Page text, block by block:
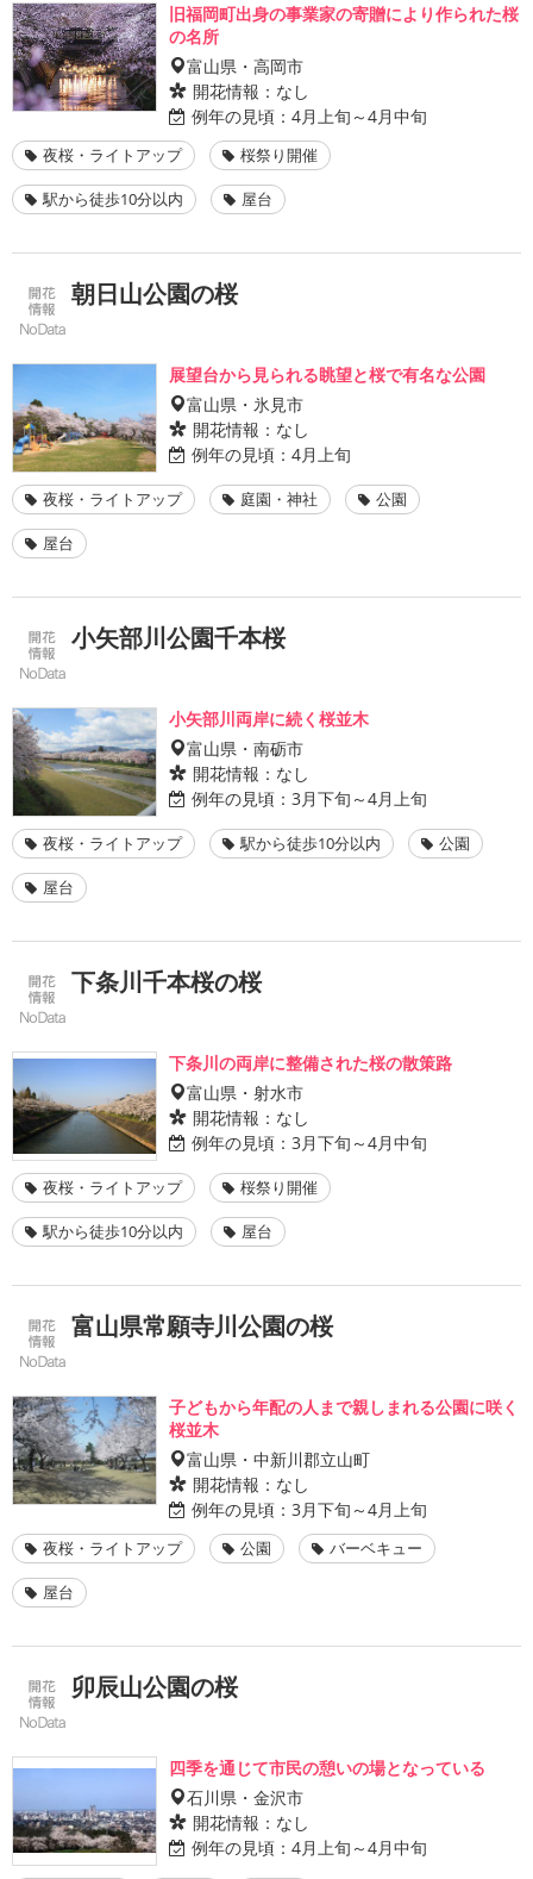
旧福岡町出身の事業家の寄贈により作られた桜
の名所
富山県・高岡市
開花情報： なし
例年の見頃： 4月上旬～4月中旬
夜桜・ライトアップ 桜祭り開催
駅から徒歩10分以内 屋台
朝日山公園の桜
展望台から見られる眺望と桜で有名な公園
富山県・氷見市
開花情報： なし
例年の見頃： 4月上旬
夜桜・ライトアップ 庭園・神社 公園
屋台
小矢部川公園千本桜
小矢部川両岸に続く桜並木
富山県・南砺市
開花情報： なし
例年の見頃： 3月下旬～4月上旬
夜桜・ライトアップ 駅から徒歩10分以内 公園
屋台
下条川千本桜の桜
下条川の両岸に整備された桜の散策路
富山県・射水市
開花情報： なし
例年の見頃： 3月下旬～4月中旬
夜桜・ライトアップ 桜祭り開催
駅から徒歩10分以内 屋台
富山県常願寺川公園の桜
子どもから年配の人まで親しまれる公園に咲く
桜並木
富山県・中新川郡立山町
開花情報： なし
例年の見頃： 3月下旬～4月上旬
夜桜・ライトアップ 公園 バーベキュー
屋台
卯辰山公園の桜
四季を通じて市民の憩いの場となっている
石川県・金沢市
開花情報： なし
例年の見頃： 4月上旬～4月中旬